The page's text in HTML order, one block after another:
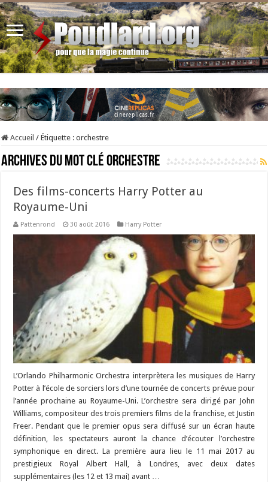
Accueil / Étiquette :orchestre
Archives du mot cléorchestre
Des films-concerts Harry Potter au
Royaume-Uni
Pattenrond 30 août 2016 Harry Potter
L’Orlando Philharmonic Orchestra interprètera les musiques de Harry
Potter à l’école de sorciers lors d’une tournée de concerts prévue pour
l’année prochaine au Royaume-Uni. L’orchestre sera dirigé par John
Williams, compositeur des trois premiers films de la franchise, et Justin
Freer. Pendant que le premier opus sera diffusé sur un écran haute
définition, les spectateurs auront la chance d’écouter l’orchestre
symphonique en direct. La première aura lieu le 11 mai 2017 au
prestigieux Royal Albert Hall, à Londres, avec deux dates
supplémentaires (les 12 et 13 mai) avant …